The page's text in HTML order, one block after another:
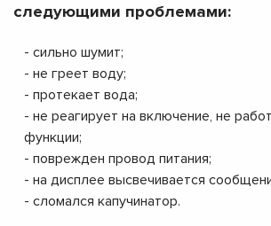
следующими проблемами:
- сильно шумит;
- не греет воду;
- протекает вода;
- не реагирует на включение, не
функции;
- поврежден провод питания;
- на дисплее высвечивается
- сломался капучинатор.